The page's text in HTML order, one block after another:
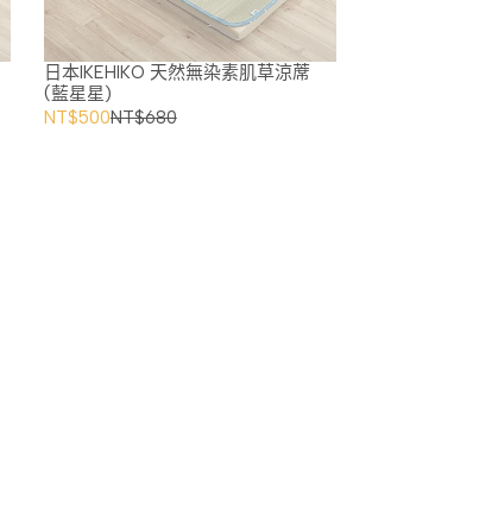
日本IKEHIKO 天然無染素肌草涼蓆
(藍星星)
NT$500NT$680